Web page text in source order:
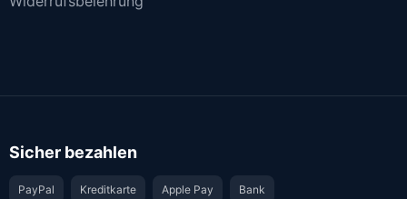
Sicher bezahlen
PayPal Kreditkarte Apple Pay Bank